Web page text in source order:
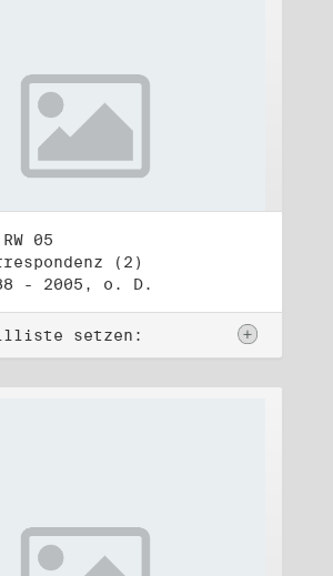
05
(2)
- 2005, o. D.
setzen: